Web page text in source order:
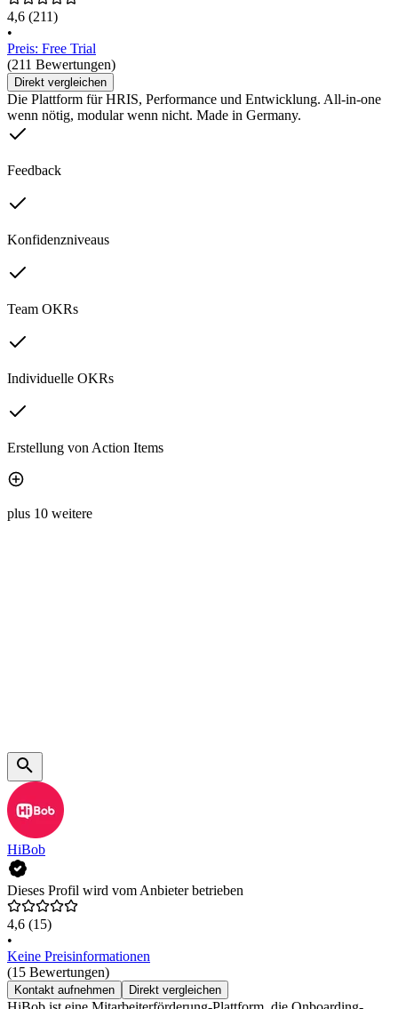
4,6 (211)
•
Preis: Free Trial
(211 Bewertungen)
Direkt vergleichen
Die Plattform für HRIS, Performance und Entwicklung. All-in-one
wenn nötig, modular wenn nicht. Made in Germany.
Feedback
Konfidenzniveaus
Team OKRs
Individuelle OKRs
Erstellung von Action Items
plus 10 weitere
HiBob
Dieses Profil wird vom Anbieter betrieben
4,6 (15)
•
Keine Preisinformationen
(15 Bewertungen)
Kontakt aufnehmen Direkt vergleichen